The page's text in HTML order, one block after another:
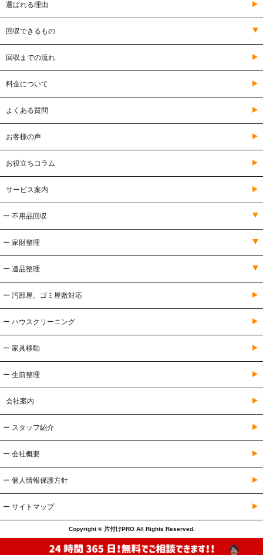
選ばれる理由
回収できるもの
回収までの流れ
料金について
よくある質問
お客様の声
お役立ちコラム
サービス案内
ー 不用品回収
ー 家財整理
ー 遺品整理
ー 汚部屋、ゴミ屋敷対応
ー ハウスクリーニング
ー 家具移動
ー 生前整理
会社案内
ー スタッフ紹介
ー 会社概要
ー 個人情報保護方針
ー サイトマップ
Copyright © 片付けPRO All Rights Reserved.